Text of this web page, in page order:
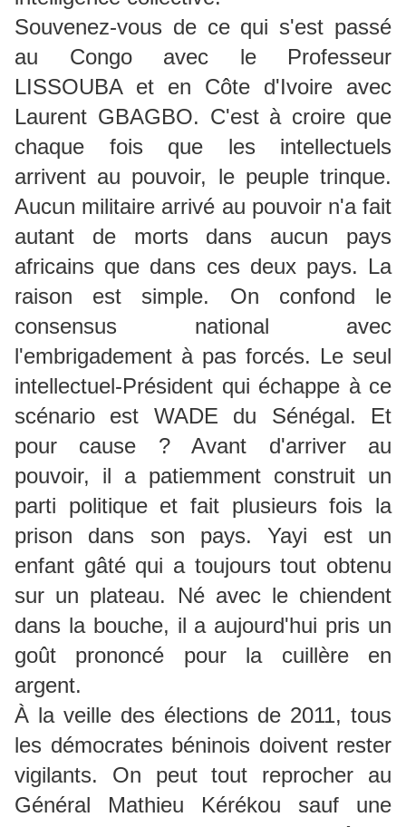
Souvenez-vous de ce qui s'est passé
au Congo avec le Professeur
LISSOUBA et en Côte d'Ivoire avec
Laurent GBAGBO. C'est à croire que
chaque fois que les intellectuels
arrivent au pouvoir, le peuple trinque.
Aucun militaire arrivé au pouvoir n'a fait
autant de morts dans aucun pays
africains que dans ces deux pays. La
raison est simple. On confond le
consensus national avec
l'embrigadement à pas forcés. Le seul
intellectuel-Président qui échappe à ce
scénario est WADE du Sénégal. Et
pour cause ? Avant d'arriver au
pouvoir, il a patiemment construit un
parti politique et fait plusieurs fois la
prison dans son pays. Yayi est un
enfant gâté qui a toujours tout obtenu
sur un plateau. Né avec le chiendent
dans la bouche, il a aujourd'hui pris un
goût prononcé pour la cuillère en
argent.
À la veille des élections de 2011, tous
les démocrates béninois doivent rester
vigilants. On peut tout reprocher au
Général Mathieu Kérékou sauf une